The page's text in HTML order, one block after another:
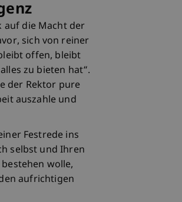
auf die Macht der
sich von reiner
offen, bleibt
zu bieten hat“.
der Rektor pure
auszahle und
Festrede ins
selbst und Ihren
wolle,
aufrichtigen